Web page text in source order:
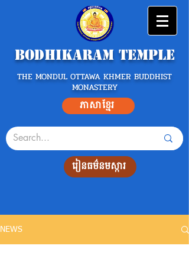
Bodhikaram Temple
THE MONDUL OTTAWA KHMER BUDDHIST
MONASTERY
ភាសាខ្មែរ
រៀនធម៌នមស្ការ
NEWS